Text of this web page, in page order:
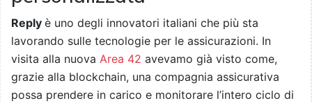
Reply è uno degli innovatori italiani che più sta
lavorando sulle tecnologie per le assicurazioni. In
visita alla nuova Area 42 avevamo già visto come,
grazie alla blockchain, una compagnia assicurativa
possa prendere in carico e monitorare l’intero ciclo di